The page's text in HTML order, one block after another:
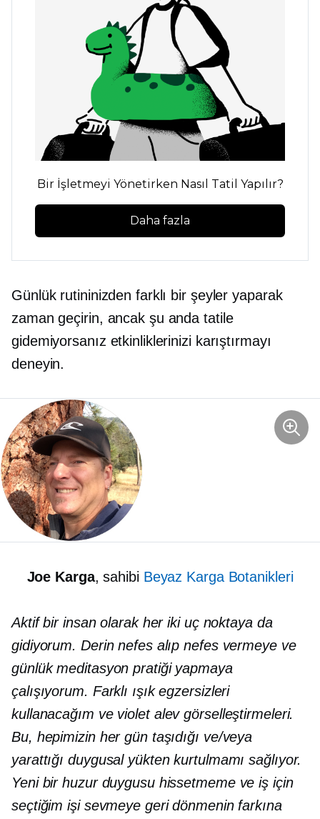
Bir İşletmeyi Yönetirken Nasıl Tatil Yapılır?
Daha fazla
Günlük rutininizden farklı bir şeyler yaparak
zaman geçirin, ancak şu anda tatile
gidemiyorsanız etkinliklerinizi karıştırmayı
deneyin.
Joe Karga, sahibi Beyaz Karga Botanikleri
Aktif bir insan olarak her iki uç noktaya da
gidiyorum. Derin nefes alıp nefes vermeye ve
günlük meditasyon pratiği yapmaya
çalışıyorum. Farklı ışık egzersizleri
kullanacağım ve violet alev görselleştirmeleri.
Bu, hepimizin her gün taşıdığı ve/veya
yarattığı duygusal yükten kurtulmamı sağlıyor.
Yeni bir huzur duygusu hissetmeme ve iş için
seçtiğim işi sevmeye geri dönmenin farkına